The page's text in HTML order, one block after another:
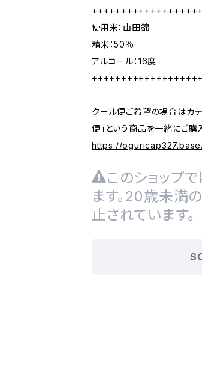
使用米：山田錦
精米：50％
アルコール：16度
クール便ご希望の場合はカテ
便」という商品を一緒にご購
https://
このショップ
ます。20歳未満
止されています。